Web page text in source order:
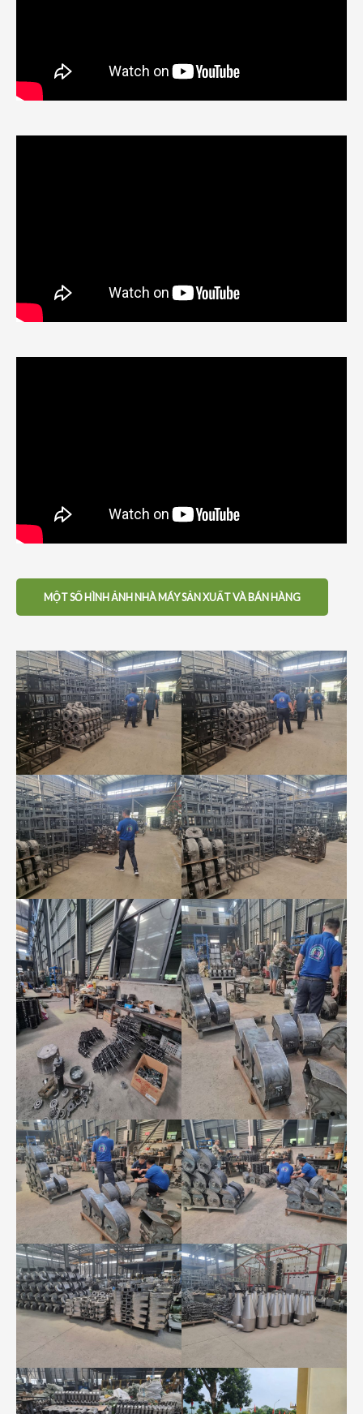
MỘT SỐ HÌNH ẢNH NHÀ MÁY SẢN XUẤT VÀ BÁN HÀNG